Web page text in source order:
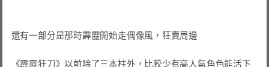
還有一部分是那時霹靂開始走偶像風，狂賣周邊
《霹靂狂刀》以前除了三本柱外，比較少有高人氣角色能活下